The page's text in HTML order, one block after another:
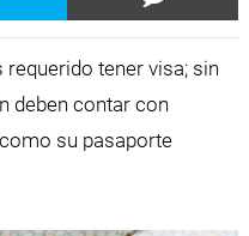
requerido tener visa; sin
deben contar con
su pasaporte